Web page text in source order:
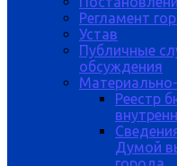
Регламент
Устав
Публичные
обсуждения
Материально-
Реестр
Думой